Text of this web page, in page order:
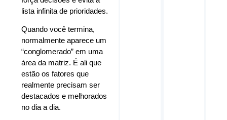
lista infinita de prioridades.
Quando você termina,
normalmente aparece um
“conglomerado” em uma
área da matriz. É ali que
estão os fatores que
realmente precisam ser
destacados e melhorados
no dia a dia.